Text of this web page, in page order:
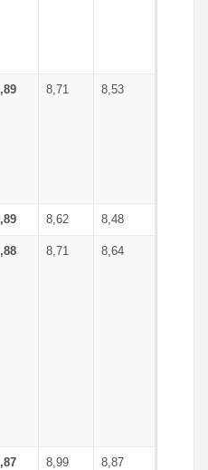
8,71 8,53
8,62 8,48
8,71 8,64
8,99 8,87